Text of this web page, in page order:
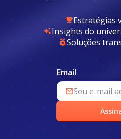
Estratégias
Insights do
Soluções
Email